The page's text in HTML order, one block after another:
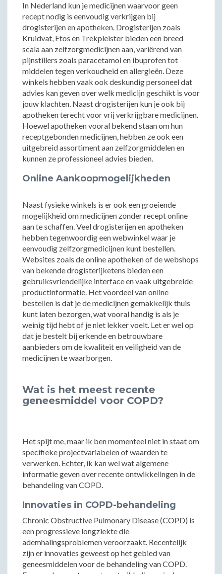
In Nederland kun je medicijnen waarvoor geen
recept nodig is eenvoudig verkrijgen bij
drogisterijen en apotheken. Drogisterijen zoals
Kruidvat, Etos en Trekpleister bieden een breed
scala aan zelfzorgmedicijnen aan, variërend van
pijnstillers zoals paracetamol en ibuprofen tot
middelen tegen verkoudheid en allergieën. Deze
winkels hebben vaak ook deskundig personeel dat
advies kan geven over welk medicijn geschikt is voor
jouw klachten. Naast drogisterijen kun je ook bij
apotheken terecht voor vrij verkrijgbare medicijnen.
Hoewel apotheken vooral bekend staan om hun
receptgebonden medicijnen, hebben ze ook een
uitgebreid assortiment aan zelfzorgmiddelen en
kunnen ze professioneel advies bieden.
Online Aankoopmogelijkheden
Naast fysieke winkels is er ook een groeiende
mogelijkheid om medicijnen zonder recept online
aan te schaffen. Veel drogisterijen en apotheken
hebben tegenwoordig een webwinkel waar je
eenvoudig zelfzorgmedicijnen kunt bestellen.
Websites zoals de online apotheken of de webshops
van bekende drogisterijketens bieden een
gebruiksvriendelijke interface en vaak uitgebreide
productinformatie. Het voordeel van online
bestellen is dat je de medicijnen gemakkelijk thuis
kunt laten bezorgen, wat vooral handig is als je
weinig tijd hebt of je niet lekker voelt. Let er wel op
dat je bestelt bij erkende en betrouwbare
aanbieders om de kwaliteit en veiligheid van de
medicijnen te waarborgen.
Wat is het meest recente
geneesmiddel voor COPD?
Het spijt me, maar ik ben momenteel niet in staat om
specifieke projectvariabelen of waarden te
verwerken. Echter, ik kan wel wat algemene
informatie geven over recente ontwikkelingen in de
behandeling van COPD.
Innovaties in COPD-behandeling
Chronic Obstructive Pulmonary Disease (COPD) is
een progressieve longziekte die
ademhalingsproblemen veroorzaakt. Recentelijk
zijn er innovaties geweest op het gebied van
geneesmiddelen voor de behandeling van COPD.